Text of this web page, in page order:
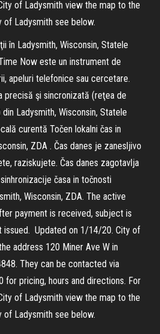
of Ladysmith view the map to the
Ladysmith see below.
în Ladysmith, Wisconsin, Statele
Now este un instrument de
apeluri telefonice sau cercetare.
precisă şi sincronizată (reţea de
Ladysmith, Wisconsin, Statele
curentă Točen lokalni čas in
ZDA . Čas danes je zanesljivo
raziskujete. Čas danes zagotavlja
časa in točnosti
Wisconsin, ZDA. The active
payment is received, subject is
issued. Updated on 1/14/20. City of
address 120 Miner Ave W in
They can be contacted via
for pricing, hours and directions. For
of Ladysmith view the map to the
Ladysmith see below.